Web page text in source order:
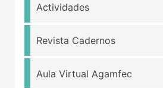
Actividades
Revista Cadernos
Aula Virtual Agamfec